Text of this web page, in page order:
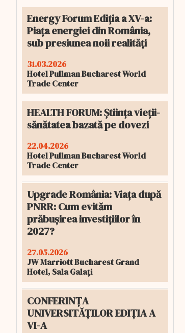
Energy Forum Ediția a XV-a:
Piața energiei din România,
sub presiunea noii realități
31.03.2026
Hotel Pullman Bucharest World
Trade Center
HEALTH FORUM: Știința vieții-
sănătatea bazată pe dovezi
22.04.2026
Hotel Pullman Bucharest World
Trade Center
Upgrade România: Viața după
PNRR: Cum evităm
prăbușirea investițiilor în
2027?
27.05.2026
JW Marriott Bucharest Grand
Hotel, Sala Galați
CONFERINȚA
UNIVERSITĂȚILOR EDIȚIA A
VI-A